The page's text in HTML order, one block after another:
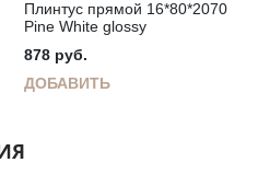
Плинтус прямой 16*80*2070
Pine White glossy
878 руб.
ДОБАВИТЬ